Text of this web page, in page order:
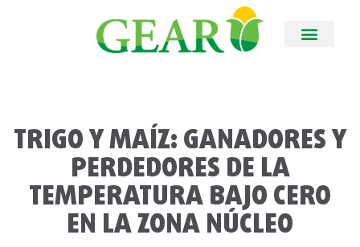
TRIGO Y MAÍZ: GANADORES Y
PERDEDORES DE LA
TEMPERATURA BAJO CERO
EN LA ZONA NÚCLEO